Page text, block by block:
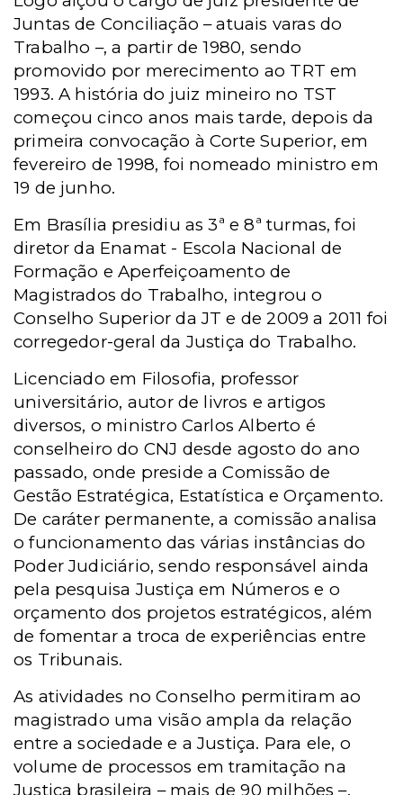
Juntas de Conciliação – atuais varas do
Trabalho –, a partir de 1980, sendo
promovido por merecimento ao TRT em
1993. A história do juiz mineiro no TST
começou cinco anos mais tarde, depois da
primeira convocação à Corte Superior, em
fevereiro de 1998, foi nomeado ministro em
19 de junho.
Em Brasília presidiu as 3ª e 8ª turmas, foi
diretor da Enamat - Escola Nacional de
Formação e Aperfeiçoamento de
Magistrados do Trabalho, integrou o
Conselho Superior da JT e de 2009 a 2011 foi
corregedor-geral da Justiça do Trabalho.
Licenciado em Filosofia, professor
universitário, autor de livros e artigos
diversos, o ministro Carlos Alberto é
conselheiro do CNJ desde agosto do ano
passado, onde preside a Comissão de
Gestão Estratégica, Estatística e Orçamento.
De caráter permanente, a comissão analisa
o funcionamento das várias instâncias do
Poder Judiciário, sendo responsável ainda
pela pesquisa Justiça em Números e o
orçamento dos projetos estratégicos, além
de fomentar a troca de experiências entre
os Tribunais.
As atividades no Conselho permitiram ao
magistrado uma visão ampla da relação
entre a sociedade e a Justiça. Para ele, o
volume de processos em tramitação na
Justiça brasileira – mais de 90 milhões –,